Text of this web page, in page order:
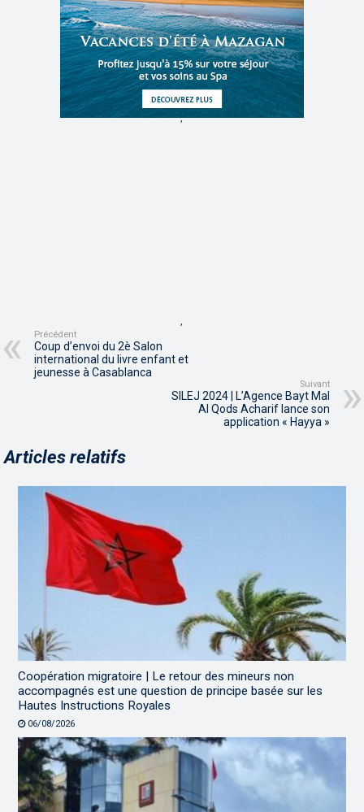
,
,
Précédent
Coup d’envoi du 2è Salon
international du livre enfant et
jeunesse à Casablanca
Suivant
SILEJ 2024 | L’Agence Bayt Mal
Al Qods Acharif lance son
application « Hayya »
Articles relatifs
Coopération migratoire | Le retour des mineurs non
accompagnés est une question de principe basée sur les
Hautes Instructions Royales
06/08/2026